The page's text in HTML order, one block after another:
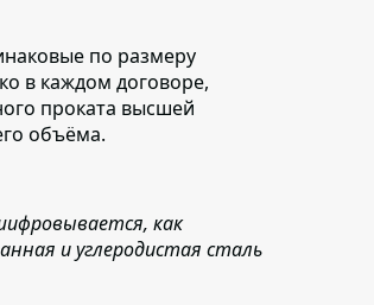
по размеру
в каждом договоре,
проката высшей
объёма.
как
и углеродистая сталь